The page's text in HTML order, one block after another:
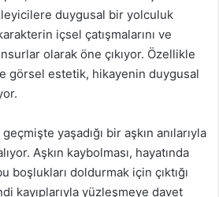
duygusal bir yolculuk
içsel çatışmalarını ve
olarak öne çıkıyor. Özellikle
görsel estetik, hikayenin duygusal
yaşadığı bir aşkın anılarıyla
Aşkın kaybolması, hayatında
boşlukları doldurmak için çıktığı
kayıplarıyla yüzleşmeye davet